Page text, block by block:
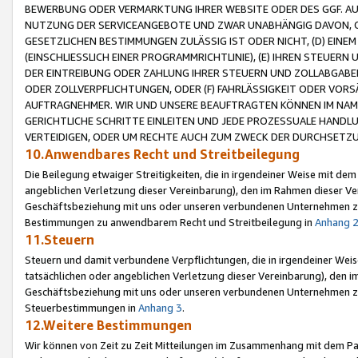
BEWERBUNG ODER VERMARKTUNG IHRER WEBSITE ODER DES GGF.
NUTZUNG DER SERVICEANGEBOTE UND ZWAR UNABHÄNGIG
GESETZLICHEN BESTIMMUNGEN ZULÄSSIG IST ODER NICHT, (D)
(EINSCHLIESSLICH EINER PROGRAMMRICHTLINIE), (E) IHREN
DER EINTREIBUNG ODER ZAHLUNG IHRER STEUERN UND
ODER ZOLLVERPFLICHTUNGEN, ODER (F) FAHRLÄSSIGKEIT ODER
AUFTRAGNEHMER. WIR UND UNSERE BEAUFTRAGTEN KÖNNEN IM
GERICHTLICHE SCHRITTE EINLEITEN UND JEDE PROZESSUALE
VERTEIDIGEN, ODER UM RECHTE AUCH ZUM ZWECK DER
10.Anwendbares Recht und Streitbeilegung
Die Beilegung etwaiger Streitigkeiten, die in irgendeiner Weise mit
angeblichen Verletzung dieser Vereinbarung), den im Rahmen dieser
Geschäftsbeziehung mit uns oder unseren verbundenen
Bestimmungen zu anwendbarem Recht und Streitbeilegung in Anhang 2
11.Steuern
Steuern und damit verbundene Verpflichtungen, die in irgendeiner
tatsächlichen oder angeblichen Verletzung dieser Vereinbarung), den
Geschäftsbeziehung mit uns oder unseren verbundenen
Steuerbestimmungen in Anhang 3.
12.Weitere Bestimmungen
Wir können von Zeit zu Zeit Mitteilungen im Zusammenhang mit dem